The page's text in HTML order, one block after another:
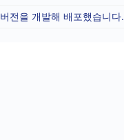
전을 개발해 배포했습니다.